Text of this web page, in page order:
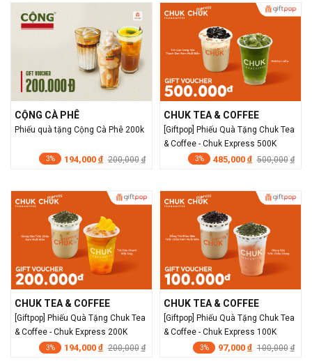
CỘNG CÀ PHÊ
Phiếu quà tặng Cộng Cà Phê 200k
3% 194,000 đ 200,000 đ
CHUK TEA & COFFEE
[Giftpop] Phiếu Quà Tặng Chuk Tea
& Coffee - Chuk Express 500K
3% 485,000 đ 500,000 đ
CHUK TEA & COFFEE
[Giftpop] Phiếu Quà Tặng Chuk Tea
& Coffee - Chuk Express 200K
3% 194,000 đ 200,000 đ
CHUK TEA & COFFEE
[Giftpop] Phiếu Quà Tặng Chuk Tea
& Coffee - Chuk Express 100K
3% 97,000 đ 100,000 đ